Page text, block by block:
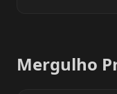
Mergulho